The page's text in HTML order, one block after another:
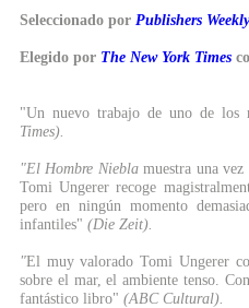
Seleccionado por Publishers Weekly
Elegido por The New York Times
"Un nuevo trabajo de uno de los
Times).
"El Hombre Nieblamuestra una vez
Tomi Ungerer recoge
pero en ningún momento
infantiles" (Die Zeit).
"El muy valorado Tomi Ungerer
sobre el mar, el ambiente tenso.
fantástico libro" (ABC Cultural).